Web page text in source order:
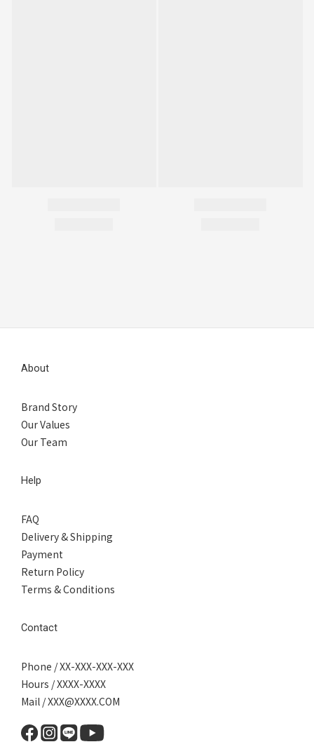
About
Brand Story
Our Values
Our Team
Help
FAQ
Delivery & Shipping
Payment
Return Policy
Terms & Conditions
Contact
Phone / XX-XXX-XXX-XXX
Hours / XXXX-XXXX
Mail / XXX@XXXX.COM